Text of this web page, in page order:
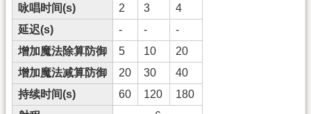
咏唱时间(s)
2 3
4
延迟(s)
- -
-
增加魔法除算防御
5 10
20
增加魔法减算防御
20 30
40
持续时间(s)
60 120
180